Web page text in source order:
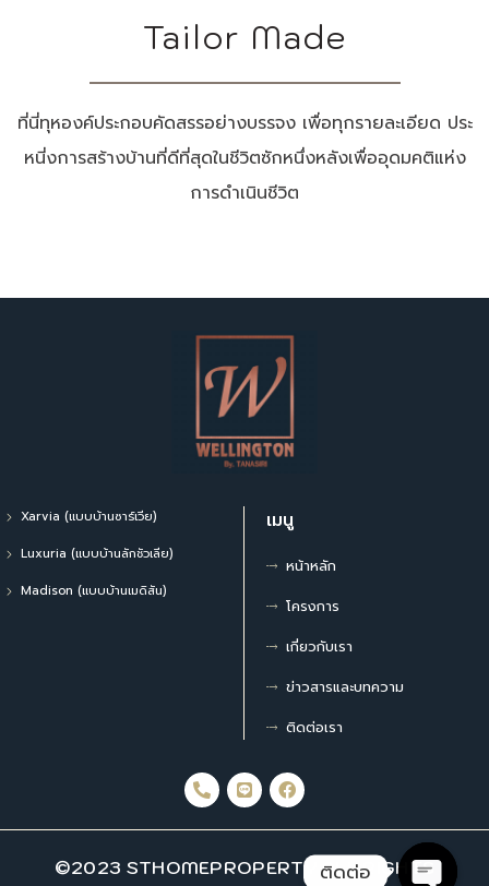
Tailor Made
ที่นี่ทุหองค์ประกอบคัดสรรอย่างบรรจง เพื่อทุกรายละเอียด ประ
หนี่งการสร้างบ้านที่ดีที่สุดในชีวิตซักหนึ่งหลังเพื่ออุดมคติแห่ง
การดำเนินชีวิต
Xarvia (แบบบ้านซาร์เวีย)
Luxuria (แบบบ้านลักชัวเลีย)
Madison (แบบบ้านเมดิสัน)
เมนู
หน้าหลัก
โครงการ
เกี่ยวกับเรา
ข่าวสารและบทความ
ติดต่อเรา
©2023 STHOMEPROPERTY ALL RIGHTS
ติดต่อ